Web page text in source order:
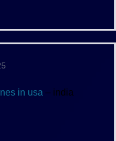
in usa – india